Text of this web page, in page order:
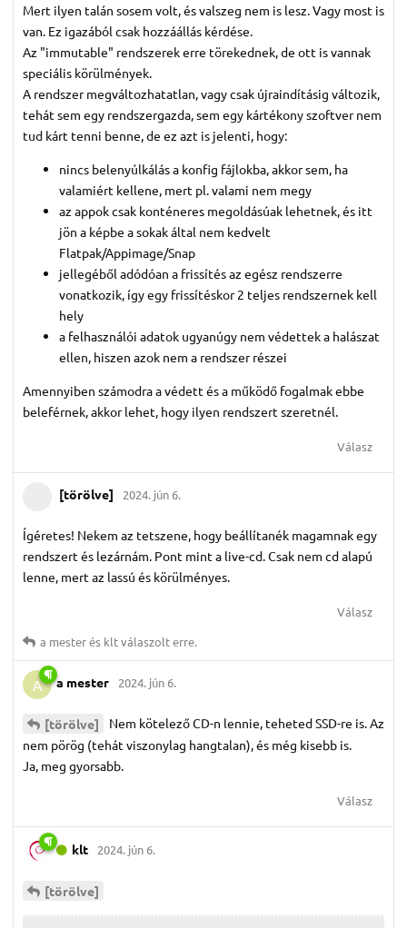
Mert ilyen talán sosem volt, és valszeg nem is lesz. Vagy most is
van. Ez igazából csak hozzáállás kérdése.
Az "immutable" rendszerek erre törekednek, de ott is vannak
speciális körülmények.
A rendszer megváltozhatatlan, vagy csak újraindításig változik,
tehát sem egy rendszergazda, sem egy kártékony szoftver nem
tud kárt tenni benne, de ez azt is jelenti, hogy:
nincs belenyúlkálás a konfig fájlokba, akkor sem, ha
valamiért kellene, mert pl. valami nem megy
az appok csak konténeres megoldásúak lehetnek, és itt
jön a képbe a sokak által nem kedvelt
Flatpak/Appimage/Snap
jellegéből adódóan a frissítés az egész rendszerre
vonatkozik, így egy frissítéskor 2 teljes rendszernek kell
hely
a felhasználói adatok ugyanúgy nem védettek a halászat
ellen, hiszen azok nem a rendszer részei
Amennyiben számodra a védett és a működő fogalmak ebbe
beleférnek, akkor lehet, hogy ilyen rendszert szeretnél.
Válasz
[törölve] 2024. jún 6.
Ígéretes! Nekem az tetszene, hogy beállítanék magamnak egy
rendszert és lezárnám. Pont mint a live-cd. Csak nem cd alapú
lenne, mert az lassú és körülményes.
Válasz
a mesterés kltválaszolt erre.
A a mester 2024. jún 6.
[törölve]
Nem kötelező CD-n lennie, teheted SSD-re is. Az
nem pörög (tehát viszonylag hangtalan), és még kisebb is.
Ja, meg gyorsabb.
Válasz
klt 2024. jún 6.
[törölve]